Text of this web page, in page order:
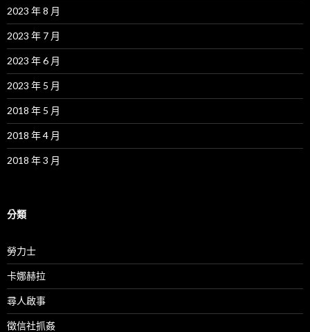
2023 年 8 月
2023 年 7 月
2023 年 6 月
2023 年 5 月
2018 年 5 月
2018 年 4 月
2018 年 3 月
分類
勞力士
卡娜赫拉
尋人啟事
徵信社抓姦